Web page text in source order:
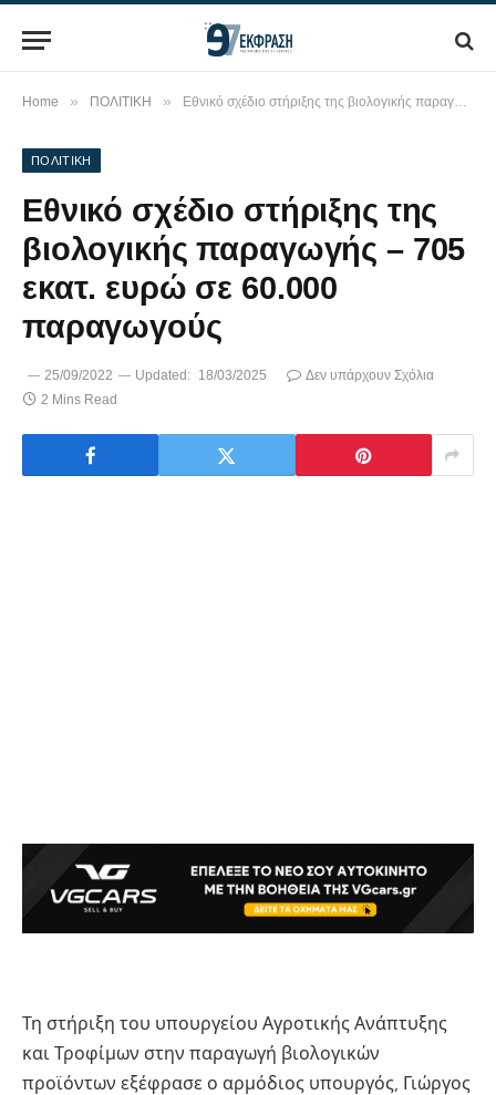
Home » ΠΟΛΙΤΙΚΗ » Εθνικό σχέδιο στήριξης της βιολογικής παραγωγής – 705 εκατ. ευρώ σε 60.000 παραγωγούς
ΠΟΛΙΤΙΚΗ
Εθνικό σχέδιο στήριξης της
βιολογικής παραγωγής – 705
εκατ. ευρώ σε 60.000
παραγωγούς
25/09/2022 Updated: 18/03/2025
Δεν υπάρχουν Σχόλια
2 Mins Read
Τη στήριξη του υπουργείου Αγροτικής Ανάπτυξης
και Τροφίμων στην παραγωγή βιολογικών
προϊόντων εξέφρασε ο αρμόδιος υπουργός, Γιώργος